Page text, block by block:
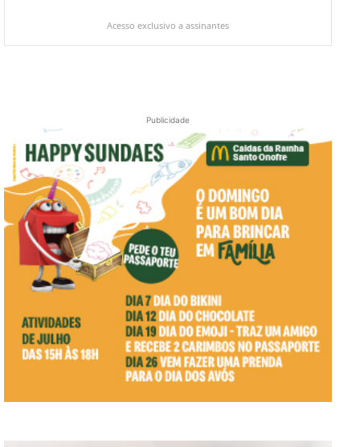
Acesso exclusivo a assinantes
Publicidade